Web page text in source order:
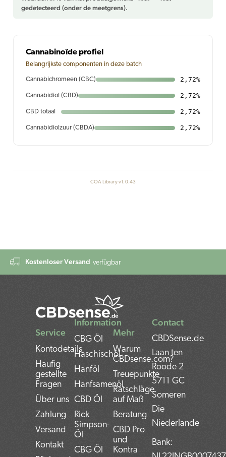
gedetecteerd (onder de meetgrens).
Cannabinoïde profiel
Belangrijkste componenten in deze batch
Cannabichromeen (CBC) 2,72%
Cannabidiol (CBD) 2,72%
CBD totaal 2,72%
Cannabidiolzuur (CBDA) 2,72%
COA Library v1.0.43
Kostenloser Versand verfügbar
Contact
CBDSense.de
Laan ten
Roode 2
5711 GC
Someren
Die
Niederlande
Bank:
Service
Kontodetails
Haufig
gestellte
Fragen
Über uns
Zahlung
Versand
Kontakt
Information
CBG Öl
Haschischöl
Hanföl
Hanfsamenöl
CBD Öl
Rick
Simpson-
Öl
CBG Öl
Mehr
Warum
CBDsense.com?
Treuepunkte
Ratschläge
auf Maß
Beratung
CBD Pro
und
Kontra